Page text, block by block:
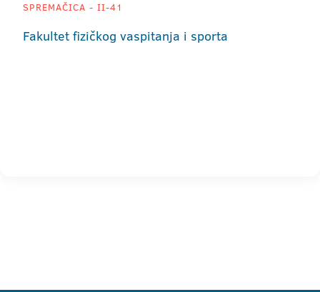
SPREMAČICA - II-41
Fakultet fizičkog vaspitanja i sporta